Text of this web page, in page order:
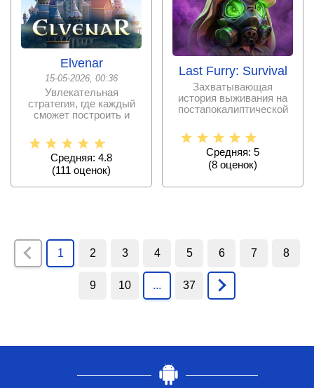
Elvenar
15-05-2026, 00:36
Увлекательная
стратегия, где каждый
сможет построить и
свой
Средняя: 4.8
(111 оценок)
Last Furry: Survival
Захватывающая
история выживания на
постапокалиптической
стали
Средняя: 5
(8 оценок)
1 2 3 4 5 6 7 8
9 10 ... 37